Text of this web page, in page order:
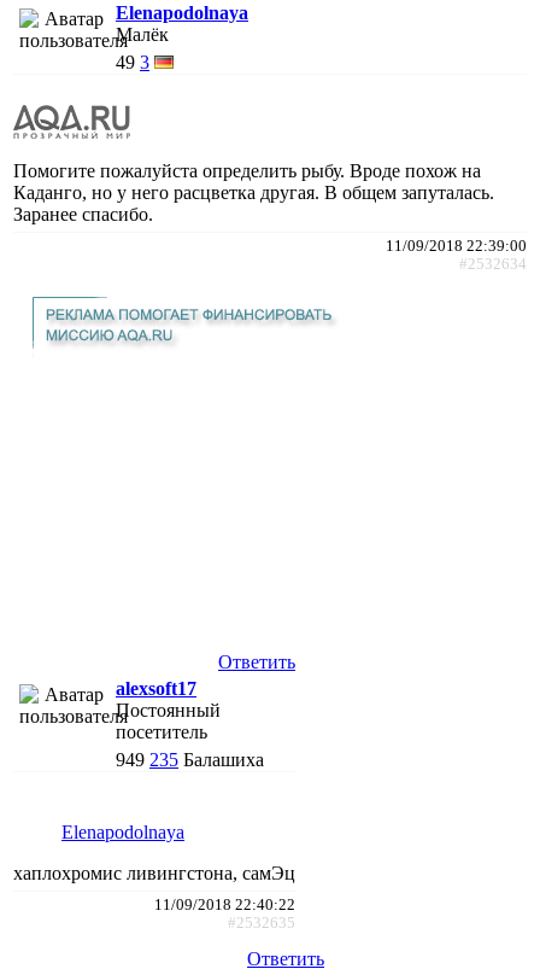
Elenapodolnaya
Малёк
49 3
Помогите пожалуйста определить рыбу. Вроде похож на
Каданго, но у него расцветка другая. В общем запуталась.
Заранее спасибо.
11/09/2018 22:39:00
#2532634
Ответить
alexsoft17
Постоянный
посетитель
949 235 Балашиха
Elenapodolnaya
хаплохромис ливингстона, самЭц
11/09/2018 22:40:22
#2532635
Ответить